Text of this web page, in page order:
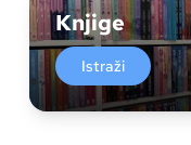
Knjige
Istraži